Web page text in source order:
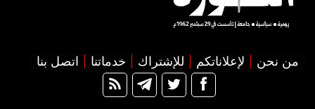
من نحن لإعلاناتكم للإشتراك خدماتنا اتصل بنا